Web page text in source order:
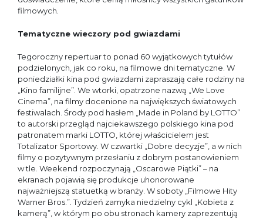
filmowych.
Tematyczne wieczory pod gwiazdami
Tegoroczny repertuar to ponad 60 wyjątkowych tytułów
podzielonych, jak co roku, na filmowe dni tematyczne. W
poniedziałki kina pod gwiazdami zapraszają całe rodziny na
„Kino familijne”. We wtorki, opatrzone nazwą „We Love
Cinema”, na filmy docenione na największych światowych
festiwalach. Środy pod hasłem „Made in Poland by LOTTO”
to autorski przegląd najciekawszego polskiego kina pod
patronatem marki LOTTO, której właścicielem jest
Totalizator Sportowy. W czwartki „Dobre decyzje”, a w nich
filmy o pozytywnym przesłaniu z dobrym postanowieniem
w tle. Weekend rozpoczynają „Oscarowe Piątki” – na
ekranach pojawią się produkcje uhonorowane
najważniejszą statuetką w branży. W soboty „Filmowe Hity
Warner Bros.”. Tydzień zamyka niedzielny cykl „Kobieta z
kamerą”, w którym po obu stronach kamery zaprezentują